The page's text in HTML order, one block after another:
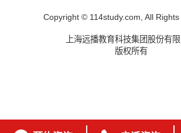
Copyright © 114study.com, All Rights
上海远播教育科技集团股份有
版权所有